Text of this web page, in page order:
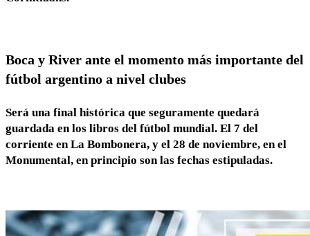
Boca y River ante el momento más importante del
fútbol argentino a nivel clubes
Será una final histórica que seguramente quedará
guardada en los libros del fútbol mundial. El 7 del
corriente en La Bombonera, y el 28 de noviembre, en el
Monumental, en principio son las fechas estipuladas.